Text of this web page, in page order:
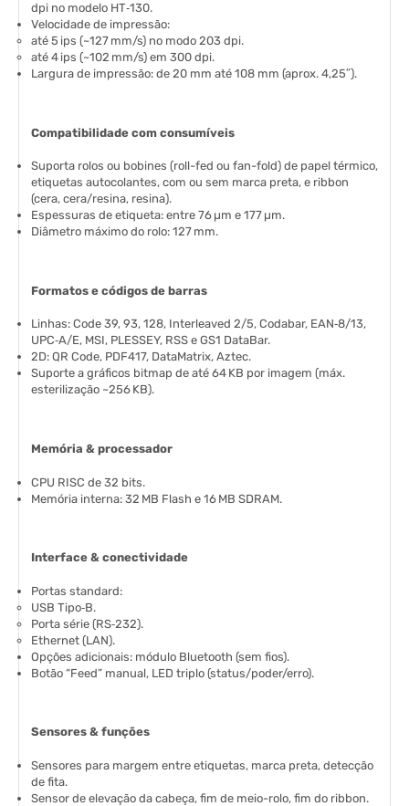
dpi no modelo HT‑130.
Velocidade de impressão:
até 5 ips (~127 mm/s) no modo 203 dpi.
até 4 ips (~102 mm/s) em 300 dpi.
Largura de impressão: de 20 mm até 108 mm (aprox. 4,25″).
Compatibilidade com consumíveis
Suporta rolos ou bobines (roll-fed ou fan-fold) de papel térmico,
etiquetas autocolantes, com ou sem marca preta, e ribbon
(cera, cera/resina, resina).
Espessuras de etiqueta: entre 76 µm e 177 µm.
Diâmetro máximo do rolo: 127 mm.
Formatos e códigos de barras
Linhas: Code 39, 93, 128, Interleaved 2/5, Codabar, EAN‑8/13,
UPC‑A/E, MSI, PLESSEY, RSS e GS1 DataBar.
2D: QR Code, PDF417, DataMatrix, Aztec.
Suporte a gráficos bitmap de até 64 KB por imagem (máx.
esterilização ~256 KB).
Memória & processador
CPU RISC de 32 bits.
Memória interna: 32 MB Flash e 16 MB SDRAM.
Interface & conectividade
Portas standard:
USB Tipo‑B.
Porta série (RS‑232).
Ethernet (LAN).
Opções adicionais: módulo Bluetooth (sem fios).
Botão “Feed” manual, LED triplo (status/poder/erro).
Sensores & funções
Sensores para margem entre etiquetas, marca preta, detecção
de fita.
Sensor de elevação da cabeça, fim de meio-rolo, fim do ribbon.